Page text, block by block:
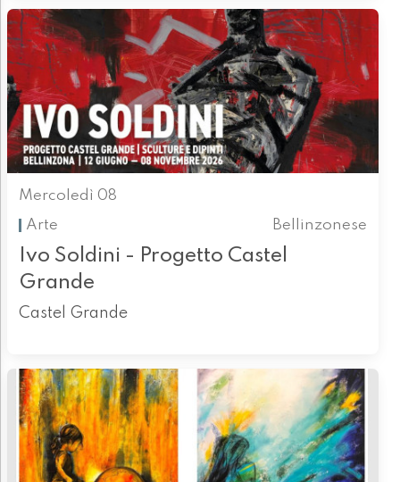
Mercoledì 08
Arte
Bellinzonese
Ivo Soldini - Progetto Castel
Grande
Castel Grande